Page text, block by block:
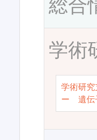
総合
学術
学術研究
ー 遺伝